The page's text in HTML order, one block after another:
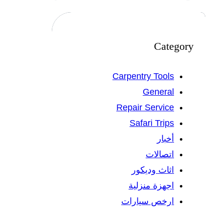
Category
Carpentry Tools
General
Repair Service
Safari Trips
أخبار
اتصالات
اثاث وديكور
اجهزة منزلية
ارخص سيارات